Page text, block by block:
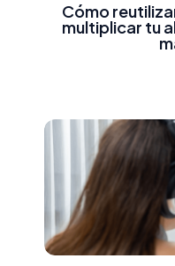
Cómo
multiplicar tu